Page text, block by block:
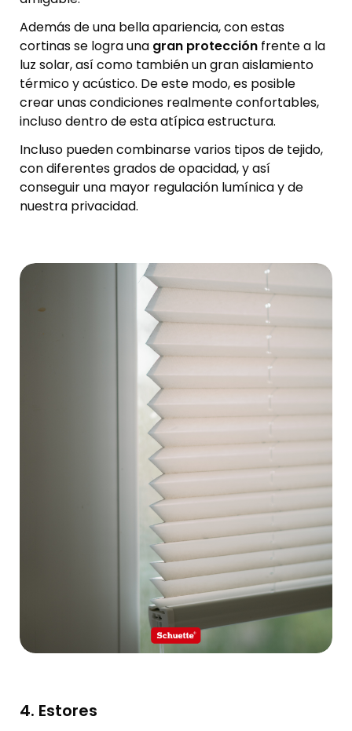
Además de una bella apariencia, con estas
cortinas se logra una gran protección frente a la
luz solar, así como también un gran aislamiento
térmico y acústico. De este modo, es posible
crear unas condiciones realmente confortables,
incluso dentro de esta atípica estructura.
Incluso pueden combinarse varios tipos de tejido,
con diferentes grados de opacidad, y así
conseguir una mayor regulación lumínica y de
nuestra privacidad.
4. Estores